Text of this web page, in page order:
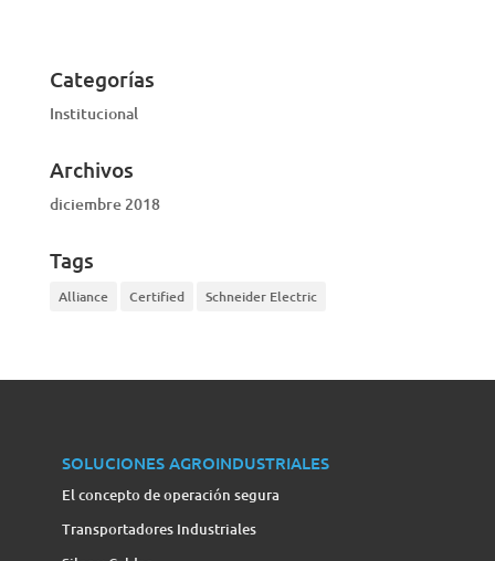
Categorías
Institucional
Archivos
diciembre 2018
Tags
Alliance Certified Schneider Electric
SOLUCIONES AGROINDUSTRIALES
El concepto de operación segura
Transportadores Industriales